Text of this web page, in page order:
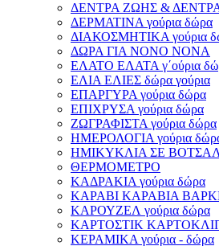
ΔΕΝΤΡΑ ΖΩΗΣ & ΔΕΝΤΡΑ
ΔΕΡΜΑΤΙΝΑ γούρια δώρα
ΔΙΑΚΟΣΜΗΤΙΚΑ γούρια
ΔΩΡΑ ΓΙΑ ΝΟΝΟ ΝΟΝΑ
ΕΛΑΤΟ ΕΛΑΤΑ γ΄ούρια
ΕΛΙΑ ΕΛΙΕΣ δώρα γούρια
ΕΠΑΡΓΥΡΑ γούρια δώρα
ΕΠΙΧΡΥΣΑ γούρια δώρα
ΖΩΓΡΑΦΙΣΤΑ γούρια δώρα
ΗΜΕΡΟΛΟΓΙΑ γούρια
ΗΜΙΚΥΚΛΙΑ ΣΕ ΒΟΤΣΑΛΟ
ΘΕΡΜΟΜΕΤΡΟ
ΚΑΔΡΑΚΙΑ γούρια δώρα
ΚΑΡΑΒΙ ΚΑΡΑΒΙΑ
ΚΑΡΟΥΖΕΛ γούρια δώρα
ΚΑΡΤΟΣΤΙΚ
ΚΕΡΑΜΙΚΑ γούρια - δώρα